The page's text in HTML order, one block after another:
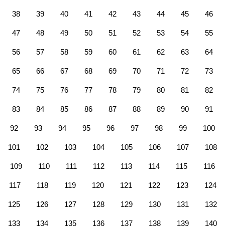
38 39 40 41 42 43 44 45 46
47 48 49 50 51 52 53 54 55
56 57 58 59 60 61 62 63 64
65 66 67 68 69 70 71 72 73
74 75 76 77 78 79 80 81 82
83 84 85 86 87 88 89 90 91
92 93 94 95 96 97 98 99 100
101 102 103 104 105 106 107 108
109 110 111 112 113 114 115 116
117 118 119 120 121 122 123 124
125 126 127 128 129 130 131 132
133 134 135 136 137 138 139 140